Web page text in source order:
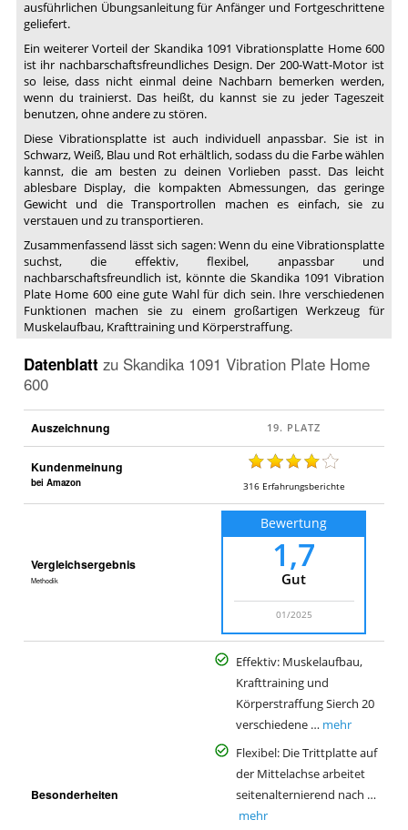
ausführlichen Übungsanleitung für Anfänger und Fortgeschrittene
geliefert.
Ein weiterer Vorteil der Skandika 1091 Vibrationsplatte Home 600
ist ihr nachbarschaftsfreundliches Design. Der 200-Watt-Motor ist
so leise, dass nicht einmal deine Nachbarn bemerken werden,
wenn du trainierst. Das heißt, du kannst sie zu jeder Tageszeit
benutzen, ohne andere zu stören.
Diese Vibrationsplatte ist auch individuell anpassbar. Sie ist in
Schwarz, Weiß, Blau und Rot erhältlich, sodass du die Farbe wählen
kannst, die am besten zu deinen Vorlieben passt. Das leicht
ablesbare Display, die kompakten Abmessungen, das geringe
Gewicht und die Transportrollen machen es einfach, sie zu
verstauen und zu transportieren.
Zusammenfassend lässt sich sagen: Wenn du eine Vibrationsplatte
suchst, die effektiv, flexibel, anpassbar und
nachbarschaftsfreundlich ist, könnte die Skandika 1091 Vibration
Plate Home 600 eine gute Wahl für dich sein. Ihre verschiedenen
Funktionen machen sie zu einem großartigen Werkzeug für
Muskelaufbau, Krafttraining und Körperstraffung.
Datenblatt zu Skandika 1091 Vibration Plate Home
600
Auszeichnung
Kundenmeinung
bei Amazon 316 Erfahrungsberichte
Vergleichsergebnis
Methodik
Bewertung
1,7
Gut
01/2025
Besonderheiten
Effektiv: Muskelaufbau,
Krafttraining und
Körperstraffung Sierch 20
verschiedene … mehr
Flexibel: Die Trittplatte auf
der Mittelachse arbeitet
seitenalternierend nach …
mehr